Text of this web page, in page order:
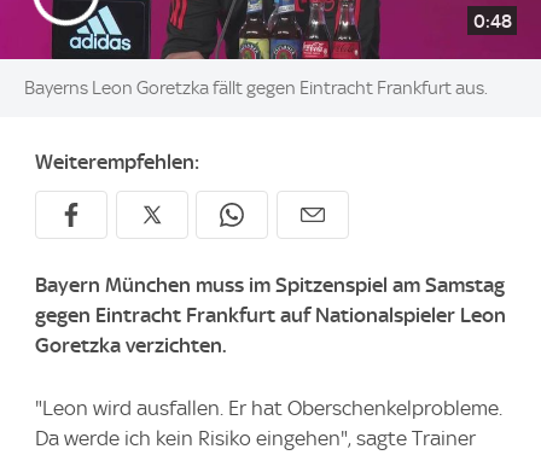
0:48
Bayerns Leon Goretzka fällt gegen Eintracht Frankfurt aus.
Weiterempfehlen:
Bayern München muss im Spitzenspiel am Samstag
gegen Eintracht Frankfurt auf Nationalspieler Leon
Goretzka verzichten.
"Leon wird ausfallen. Er hat Oberschenkelprobleme.
Da werde ich kein Risiko eingehen", sagte Trainer